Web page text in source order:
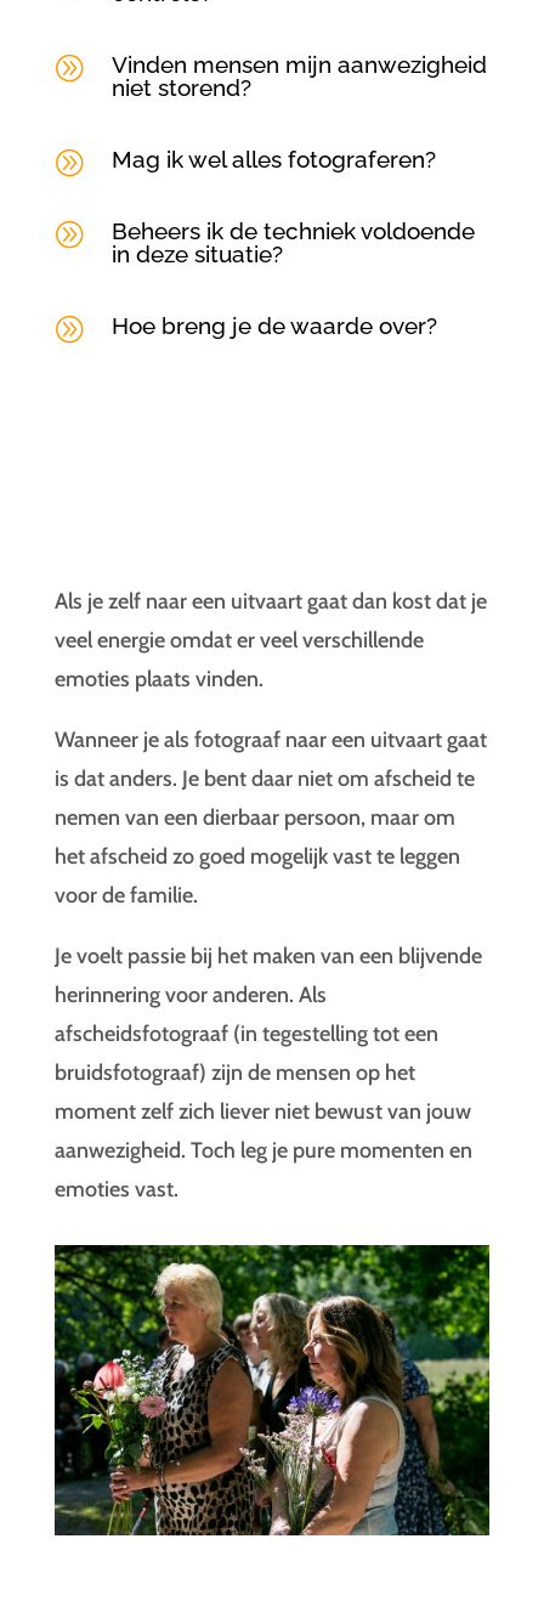
A
Vinden mensen mijn aanwezigheid
niet storend?
A Mag ik wel alles fotograferen?
A
Beheers ik de techniek voldoende
in deze situatie?
A Hoe breng je de waarde over?
Als je zelf naar een uitvaart gaat dan kost dat je
veel energie omdat er veel verschillende
emoties plaats vinden.
Wanneer je als fotograaf naar een uitvaart gaat
is dat anders. Je bent daar niet om afscheid te
nemen van een dierbaar persoon, maar om
het afscheid zo goed mogelijk vast te leggen
voor de familie.
Je voelt passie bij het maken van een blijvende
herinnering voor anderen. Als
afscheidsfotograaf (in tegestelling tot een
bruidsfotograaf) zijn de mensen op het
moment zelf zich liever niet bewust van jouw
aanwezigheid. Toch leg je pure momenten en
emoties vast.